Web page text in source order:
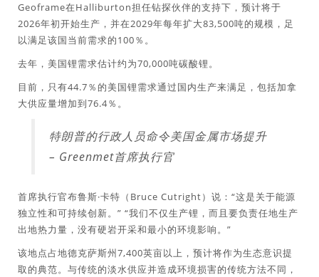
Geoframe在Halliburton担任钻探伙伴的支持下，预计将于
2026年初开始生产，并在2029年每年扩大83,500吨的规模，足
以满足该国当前需求的100％。
去年，美国锂需求估计约为70,000吨碳酸锂。
目前，只有44.7％的美国锂需求通过国内生产来满足，包括加拿
大供应量增加到76.4％。
特朗普的行政人员命令美国金属市场提升
– Greenmet首席执行官
首席执行官布鲁斯·卡特（Bruce Cutright）说：“这是关于能源
独立性和可持续创新。” “我们不仅生产锂，而且要负责任地生产
出地热力量，没有硬岩开采和最小的环境影响。”
该地点占地德克萨斯州7,400英亩以上，预计将作为生态意识提
取的典范。与传统的淡水供应并造成环境损害的传统方法不同，